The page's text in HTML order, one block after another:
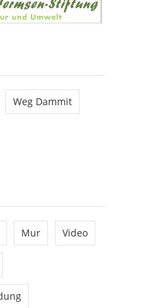
Weg Dammit
Mur Video